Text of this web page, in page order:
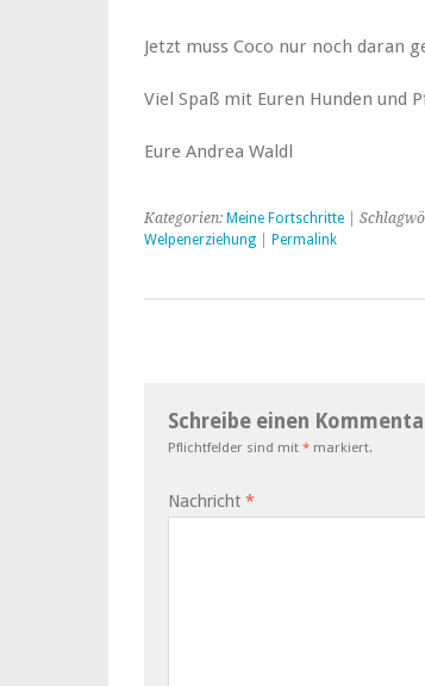
Jetzt muss Coco nur noch daran
Viel Spaß mit Euren Hunden und
Eure Andrea Waldl
Kategorien: Meine Fortschritte |
Welpenerziehung
Permalink
Schreibe einen
Pflichtfelder sind mit * markiert.
Nachricht *